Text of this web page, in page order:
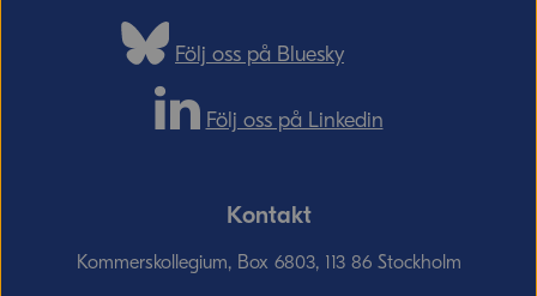
Följ oss på Bluesky
Följ oss på Linkedin
Kontakt
Kommerskollegium, Box 6803, 113 86 Stockholm